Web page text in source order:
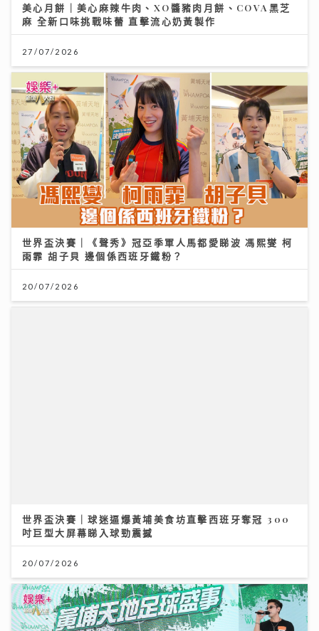
美心月餅｜美心麻辣牛肉、XO醬豬肉月餅、COVA黑芝
麻 全新口味挑戰味蕾 直擊流心奶黃製作
27/07/2026
世界盃決賽｜《聲秀》冠亞季軍人馬都愛睇波 馮熙燮 柯
雨霏 胡子貝 邊個係西班牙鐵粉？
20/07/2026
世界盃決賽｜球迷逼爆黃埔美食坊直擊西班牙奪冠 300
吋巨型大屏幕睇入球勁震撼
20/07/2026